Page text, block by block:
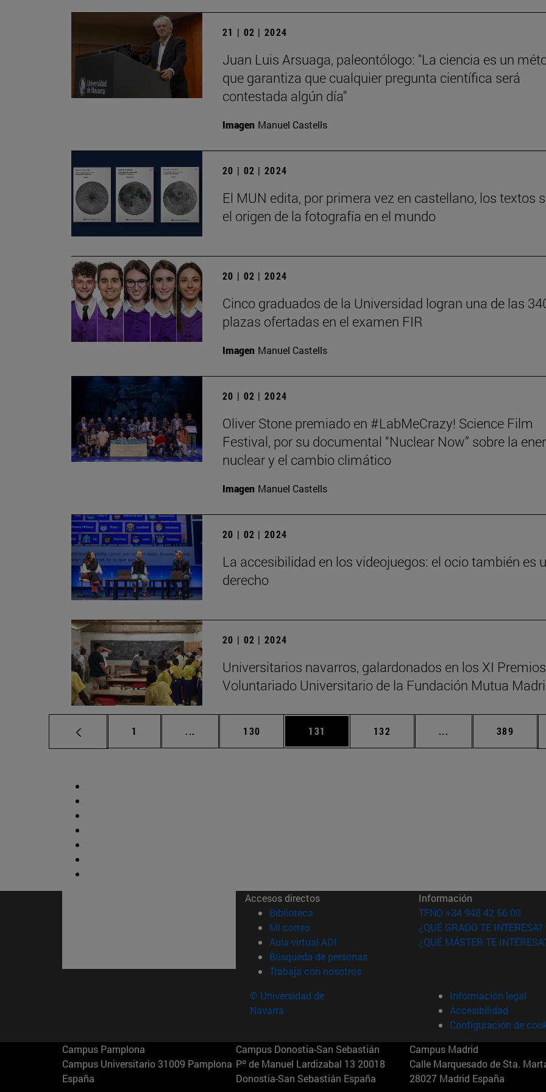
21 | 02 | 2024
Juan Luis Arsuaga, paleontólogo: "La ciencia es un
que garantiza que cualquier pregunta científica será
contestada algún día"
Imagen Manuel Castells
20 | 02 | 2024
El MUN edita, por primera vez en castellano, los textos
el origen de la fotografía en el mundo
20 | 02 | 2024
Cinco graduados de la Universidad logran una de las
plazas ofertadas en el examen FIR
Imagen Manuel Castells
20 | 02 | 2024
Oliver Stone premiado en #LabMeCrazy! Science Film
Festival, por su documental “Nuclear Now” sobre la
nuclear y el cambio climático
Imagen Manuel Castells
20 | 02 | 2024
La accesibilidad en los videojuegos: el ocio también es
derecho
20 | 02 | 2024
Universitarios navarros, galardonados en los XI
Voluntariado Universitario de la Fundación Mutua
Página
1 ... Páginas intermedias Use TAB para desplazarse.
Página
130 Página
131 Página
132 ... Páginas intermedias
Página
389
Accesos directos
Biblioteca (abre en nueva ventana)
Mi correo(abre en nueva ventana)
Aula virtual ADI (abre en nueva ventana)
Búsqueda de personas(abre en nueva ventana)
Trabaja con nosotros(abre en nueva ventana)
Información
TFNO +34 948 42 56 00
¿QUÉ GRADO TE INTERESA?
¿QUÉ MÁSTER TE
© Universidad de
Navarra
Información legal
Accesibilidad
Configuración de
Campus Pamplona
Campus Universitario 31009 Pamplona
España
Campus Donostia-San Sebastián
Pº de Manuel Lardizabal 13 20018
Donostia-San Sebastián España
Campus Madrid
Calle Marquesado de Sta.
28027 Madrid España